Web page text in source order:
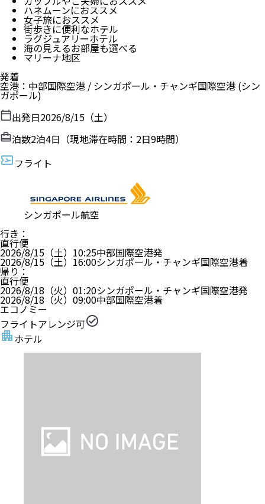
ハネムーンにおススメ
女子旅におススメ
街歩きに便利なホテル
ラグジュアリーホテル
海の見えるお部屋も選べる
マリーナ地区
発着
空港 ： 中部国際空港 / シンガポール・チャンギ国際空港 (シン
ガポール)
出発日2026/8/15（土）
泊数2泊4日（現地滞在時間： 2日9時間）
フライト
シンガポール航空
行き ：
直行便
2026/8/15（土） 10:25中部国際空港発
2026/8/15（土） 16:00シンガポール・チャンギ国際空港着
帰り ：
直行便
2026/8/18（火） 01:20シンガポール・チャンギ国際空港発
2026/8/18（火） 09:00中部国際空港着
エコノミー
フライトアレンジ可
ホテル